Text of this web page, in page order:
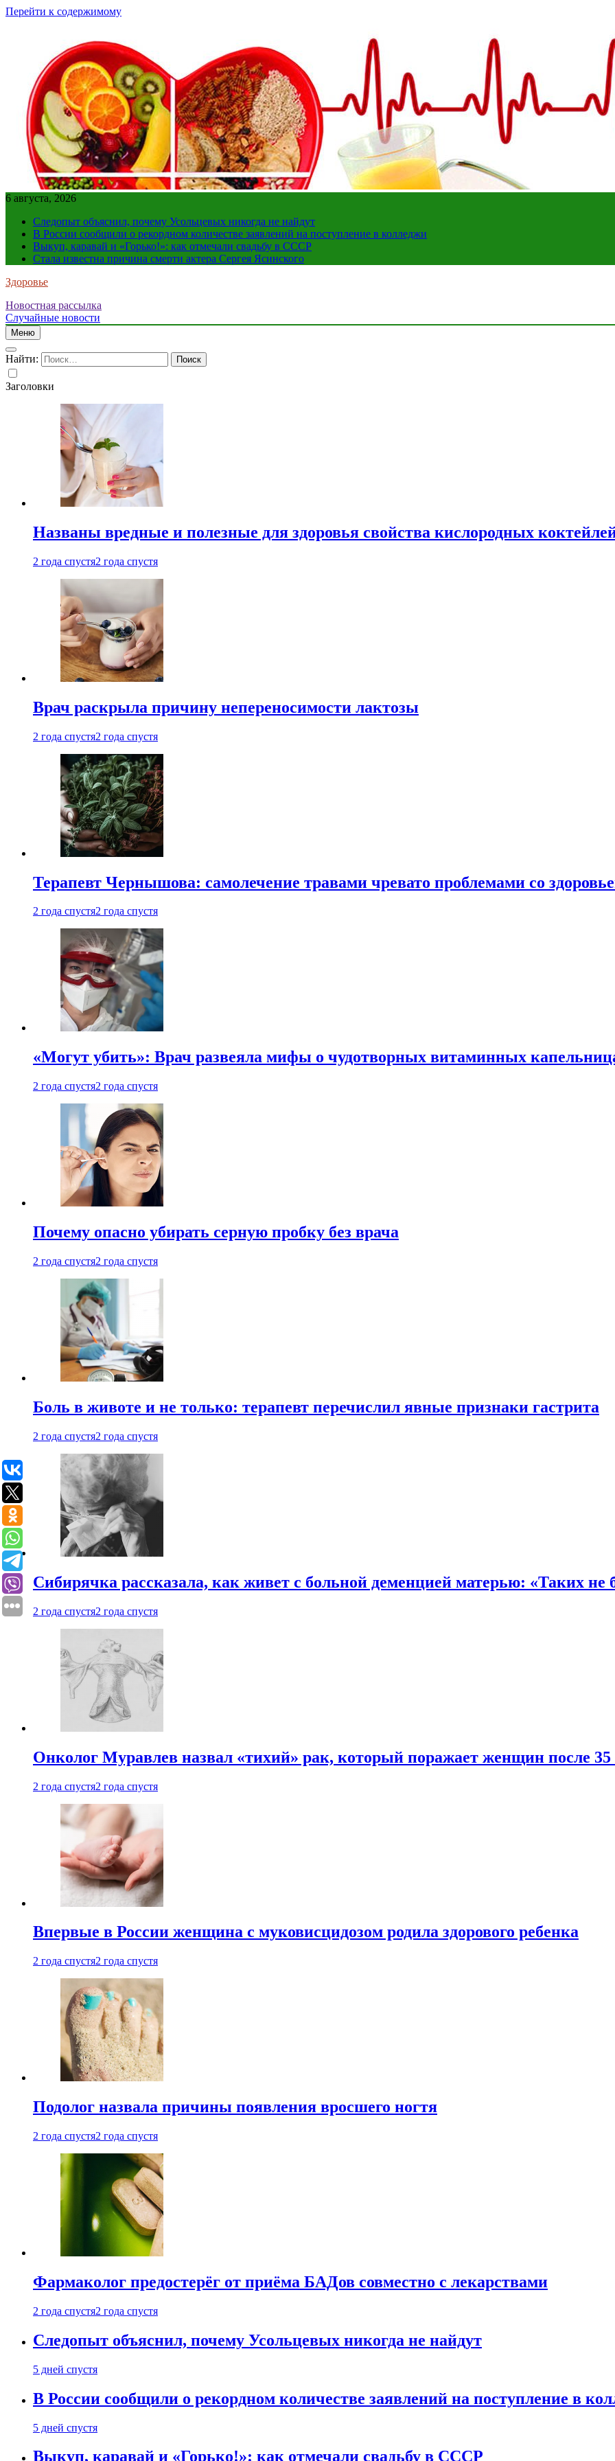
Перейти к содержимому
6 августа, 2026
Следопыт объяснил, почему Усольцевых никогда не найдут
В России сообщили о рекордном количестве заявлений на поступление в колледжи
Выкуп, каравай и «Горько!»: как отмечали свадьбу в СССР
Стала известна причина смерти актера Сергея Ясинского
Здоровье
Новостная рассылка
Случайные новости
Меню
Найти:
Заголовки
Названы вредные и полезные для здоровья свойства кислородных
2 года спустя2 года спустя
Врач раскрыла причину непереносимости лактозы
2 года спустя2 года спустя
Терапевт Чернышова: самолечение травами чревато проблемами со
2 года спустя2 года спустя
«Могут убить»: Врач развеяла мифы о чудотворных витаминных
2 года спустя2 года спустя
Почему опасно убирать серную пробку без врача
2 года спустя2 года спустя
Боль в животе и не только: терапевт перечислил явные признаки гастрита
2 года спустя2 года спустя
Сибирячка рассказала, как живет с больной деменцией матерью: «Таких не
2 года спустя2 года спустя
Онколог Муравлев назвал «тихий» рак, который поражает женщин после 35
2 года спустя2 года спустя
Впервые в России женщина с муковисцидозом родила здорового ребенка
2 года спустя2 года спустя
Подолог назвала причины появления вросшего ногтя
2 года спустя2 года спустя
Фармаколог предостерёг от приёма БАДов совместно с лекарствами
2 года спустя2 года спустя
Следопыт объяснил, почему Усольцевых никогда не найдут
5 дней спустя
В России сообщили о рекордном количестве заявлений на поступление в
5 дней спустя
Выкуп, каравай и «Горько!»: как отмечали свадьбу в СССР